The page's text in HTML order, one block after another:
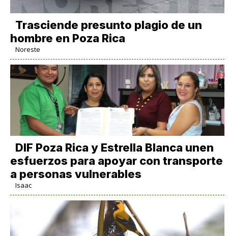
Trasciende presunto plagio de un
hombre en Poza Rica
Noreste
DIF Poza Rica y Estrella Blanca unen
esfuerzos para apoyar con transporte
a personas vulnerables
Isaac